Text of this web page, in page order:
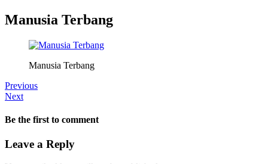
Manusia Terbang
Manusia Terbang
Previous
Next
Be the first to comment
Leave a Reply